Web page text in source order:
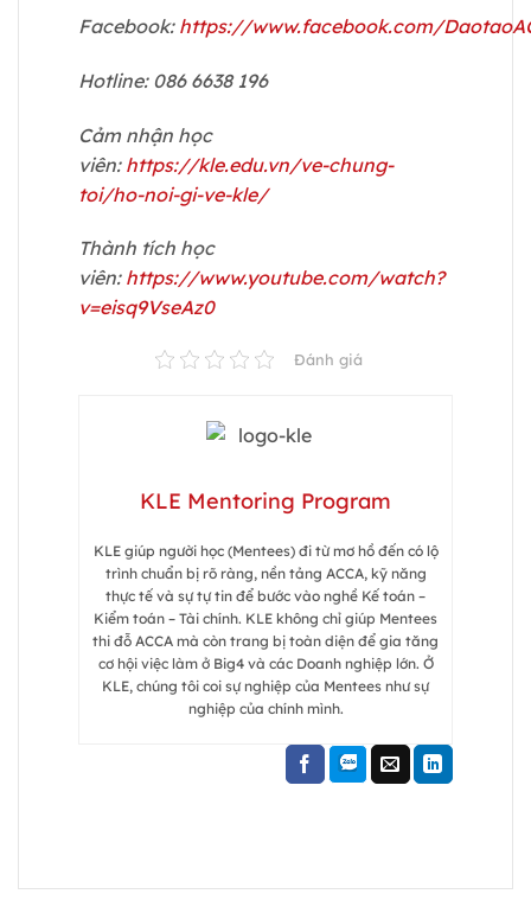
Facebook: https://www.facebook.com/
Hotline: 086 6638 196
Cảm nhận học
viên: https://kle.edu.vn/ve-chung-
toi/ho-noi-gi-ve-kle/
Thành tích học
viên: https://www.youtube.com/watch?
v=eisq9VseAz0
Đánh giá
KLE Mentoring Program
KLE giúp người học (Mentees) đi từ mơ hồ đến có lộ
trình chuẩn bị rõ ràng, nền tảng ACCA, kỹ năng
thực tế và sự tự tin để bước vào nghề Kế toán –
Kiểm toán – Tài chính. KLE không chỉ giúp Mentees
thi đỗ ACCA mà còn trang bị toàn diện để gia tăng
cơ hội việc làm ở Big4 và các Doanh nghiệp lớn. Ở
KLE, chúng tôi coi sự nghiệp của Mentees như sự
nghiệp của chính mình.